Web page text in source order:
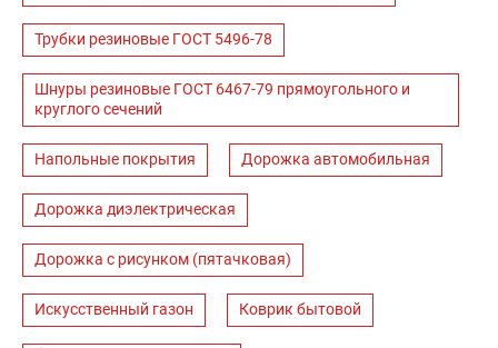
Трубки резиновые ГОСТ 5496-78
Шнуры резиновые ГОСТ 6467-79 прямоугольного и
круглого сечений
Напольные покрытия Дорожка автомобильная
Дорожка диэлектрическая
Дорожка с рисунком (пятачковая)
Искусственный газон Коврик бытовой